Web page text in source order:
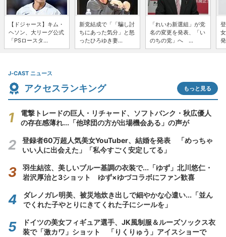
【ドジャース】キム・
ヘソン、大リーグ公式
「PSロースタ...
新党結成で「「騙し討
ちにあった気分」と怒
ったひろゆき妻...
「れいわ新選組」が党
名の変更を発表、「い
のちの党」へ ...
J-CAST ニュース
アクセスランキング もっと見る
電撃トレードの巨人・リチャード、ソフトバンク・秋広優人
の存在感薄れ...「他球団の方が出場機会ある」の声が
登録者60万超人気美女YouTuber、結婚を発表 「めっちゃ
いい人に出会えた」「私今すごく安定してる」
羽生結弦、美しいブルー基調の衣装で...「ゆず」北川悠仁・
岩沢厚治と3ショット ゆず×ゆづコラボにファン歓喜
ダレノガレ明美、被災地炊き出しで細やかな心遣い...「並ん
でくれた子やとりにきてくれた子にシールを」
ドイツの美女フィギュア選手、JK風制服＆ルーズソックス衣
装で「激カワ」ショット 「りくりゅう」アイスショーで